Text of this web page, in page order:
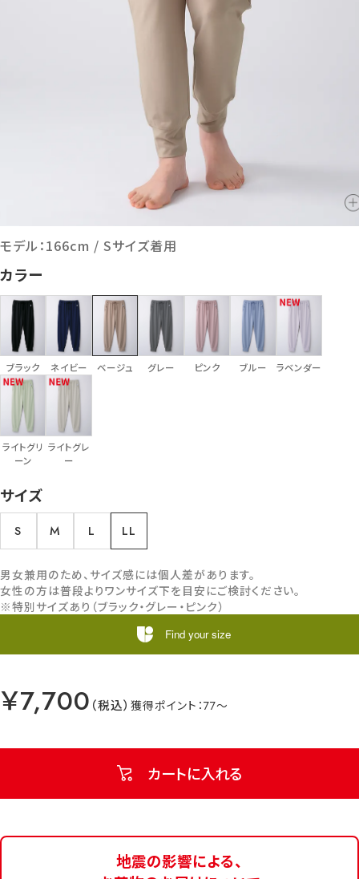
モデル：166cm / Sサイズ着用
カラー
ブラック ネイビー ベージュ グレー ピンク ブルー ラベンダー
ライトグリ
ーン
ライトグレ
ー
サイズ
S M L LL
￥7,700 77
カートに入れる
男女兼用のため、サイズ感には個人差があります。
女性の方は普段よりワンサイズ下を目安にご検討ください。
※特別サイズあり（ブラック・グレー・ピンク）
Find your size
地震の影響による、